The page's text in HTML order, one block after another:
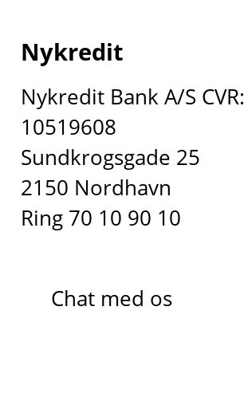
Nykredit
Nykredit Bank A/S CVR:
10519608
Sundkrogsgade 25
2150 Nordhavn
Ring 70 10 90 10
Chat med os